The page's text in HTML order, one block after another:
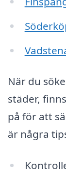
När du
städer,
på för att
är några